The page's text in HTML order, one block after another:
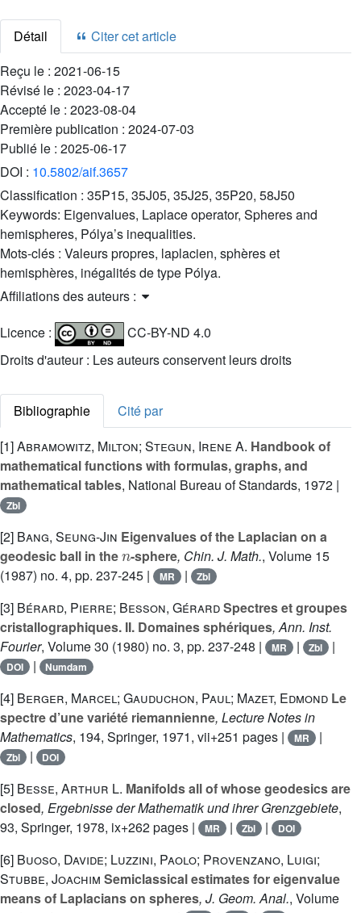
Détail
Citer cet article
Reçu le : 2021-06-15
Révisé le : 2023-04-17
Accepté le : 2023-08-04
Première publication : 2024-07-03
Publié le : 2025-06-17
DOI : 10.5802/aif.3657
Classification : 35P15, 35J05, 35J25, 35P20, 58J50
Keywords: Eigenvalues, Laplace operator, Spheres and
hemispheres, Pólya’s inequalities.
Mots-clés : Valeurs propres, laplacien, sphères et
hemisphères, inégalités de type Pólya.
Affiliations des auteurs :
Licence :
CC-BY-ND 4.0
Droits d'auteur : Les auteurs conservent leurs droits
Bibliographie
Cité par
[1]Abramowitz, Milton; Stegun, Irene A. Handbook of
mathematical functions with formulas, graphs, and
mathematical tables, National Bureau of Standards, 1972 |
Zbl
[2] Bang, Seung-Jin Eigenvalues of the Laplacian on a
geodesic ball in the
n
-sphere, Chin. J. Math., Volume 15
(1987) no. 4, pp. 237-245 |
MR | Zbl
[3] Bérard, Pierre; Besson, GérardSpectres et groupes
cristallographiques. II. Domaines sphériques, Ann. Inst.
Fourier, Volume 30 (1980) no. 3, pp. 237-248 | MR | Zbl |
DOI | Numdam
[4] Berger, Marcel; Gauduchon, Paul; Mazet, Edmond Le
spectre d’une variété riemannienne, Lecture Notes in
Mathematics, 194, Springer, 1971, vii+251 pages | MR |
Zbl | DOI
[5] Besse, Arthur L. Manifolds all of whose geodesics are
closed, Ergebnisse der Mathematik und ihrer Grenzgebiete,
93, Springer, 1978, ix+262 pages | MR | Zbl | DOI
[6] Buoso, Davide; Luzzini, Paolo; Provenzano, Luigi;
Stubbe, Joachim Semiclassical estimates for eigenvalue
means of Laplacians on spheres, J. Geom. Anal., Volume